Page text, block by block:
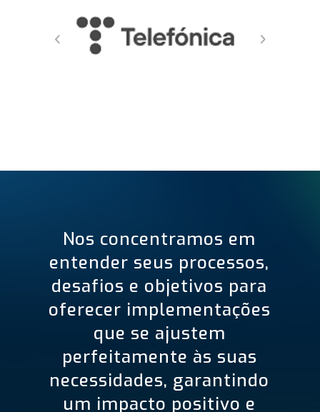
Nos concentramos em
entender seus processos,
desafios e objetivos para
oferecer implementações
que se ajustem
perfeitamente às suas
necessidades, garantindo
um impacto positivo e